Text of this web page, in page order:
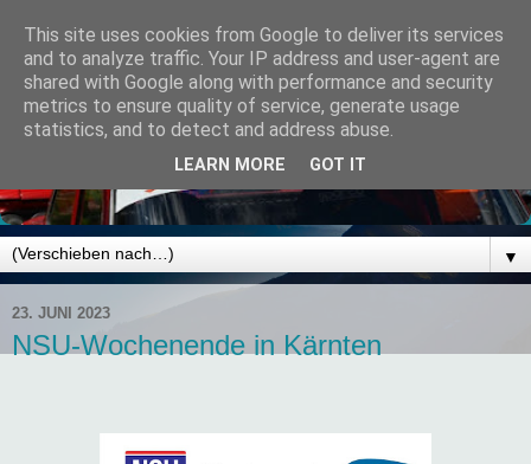
▼
23. JUNI 2023
NSU-Wochenende in Kärnten
This site uses cookies from Google to deliver its services
and to analyze traffic. Your IP address and user-agent are
shared with Google along with performance and security
metrics to ensure quality of service, generate usage
statistics, and to detect and address abuse.
LEARN MORE GOT IT